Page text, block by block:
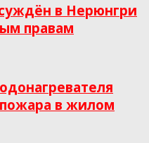
в Нерюнгри
правам
в жилом